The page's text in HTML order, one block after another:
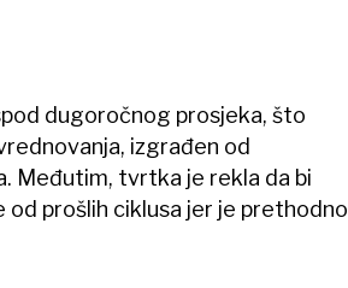
dugoročnog prosjeka, što
izgrađen od
Međutim, tvrtka je rekla da bi
prošlih ciklusa jer je prethodno